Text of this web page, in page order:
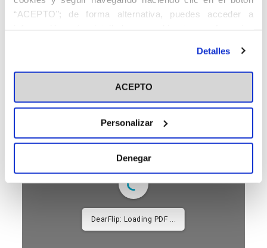
“ACEPTO”; de forma alternativa, puedes acceder a
información más detallada y cambiar tus preferencias
en el botón "Personalizar". Para más información puedes
visitar nuestra Política de Cookies
Detalles
ACEPTO
Personalizar
Denegar
Cuaresma (n. 1205)
Tiempo ordinario (n. 1206)
DearFlip: Loading PDF ...